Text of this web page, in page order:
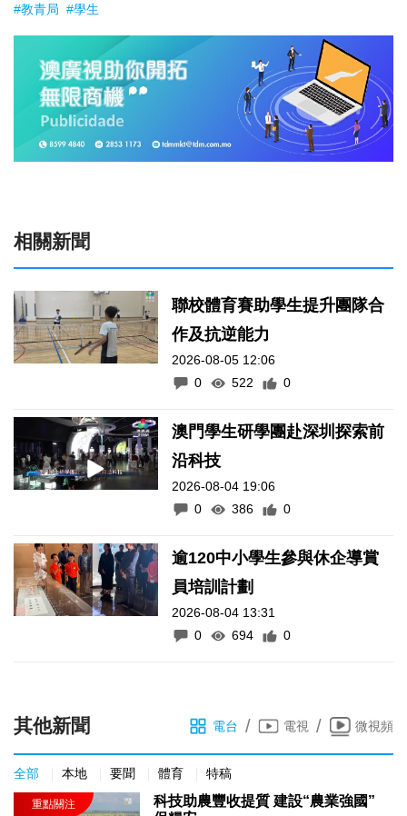
#教青局 #學生
相關新聞
聯校體育賽助學生提升團隊合
作及抗逆能力
2026-08-05 12:06
0
522 0
澳門學生研學團赴深圳探索前
沿科技
2026-08-04 19:06
0
386 0
逾120中小學生參與休企導賞
員培訓計劃
2026-08-04 13:31
0
694 0
其他新聞 電台 / 電視 / 微視頻
全部 本地 要聞 體育 特稿
科技助農豐收提質 建設“農業強國”